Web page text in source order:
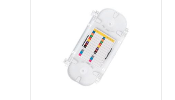
MANGA O MUFA